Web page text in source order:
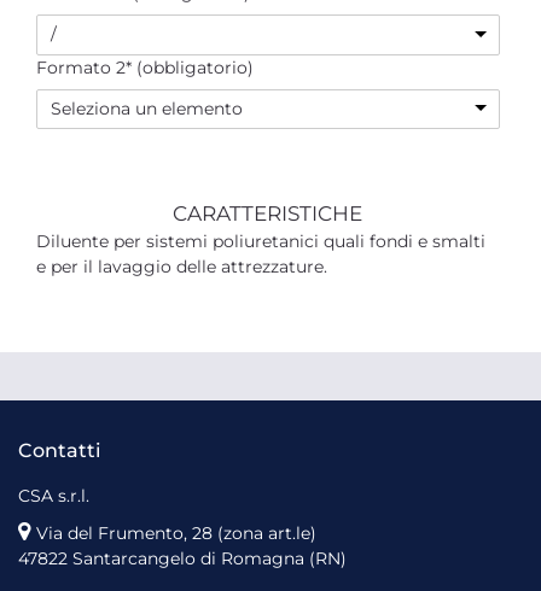
/
Formato 2* (obbligatorio)
Seleziona un elemento
CARATTERISTICHE
Diluente per sistemi poliuretanici quali fondi e smalti
e per il lavaggio delle attrezzature.
Contatti
CSA s.r.l.
Via del Frumento, 28 (zona art.le)
47822 Santarcangelo di Romagna (RN)